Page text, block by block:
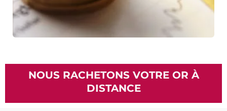
NOUS RACHETONS VOTRE OR À
DISTANCE